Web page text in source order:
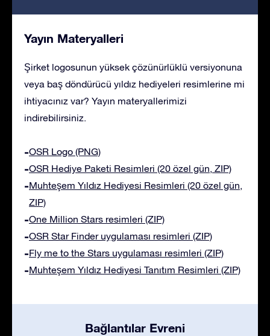
Yayın Materyalleri
Şirket logosunun yüksek çözünürlüklü versiyonuna
veya baş döndürücü yıldız hediyeleri resimlerine mi
ihtiyacınız var? Yayın materyallerimizi
indirebilirsiniz.
OSR Logo (PNG)
OSR Hediye Paketi Resimleri (20 özel gün, ZIP)
Muhteşem Yıldız Hediyesi Resimleri (20 özel gün,
ZIP)
One Million Stars resimleri (ZIP)
OSR Star Finder uygulaması resimleri (ZIP)
Fly me to the Stars uygulaması resimleri (ZIP)
Muhteşem Yıldız Hediyesi Tanıtım Resimleri (ZIP)
Bağlantılar Evreni